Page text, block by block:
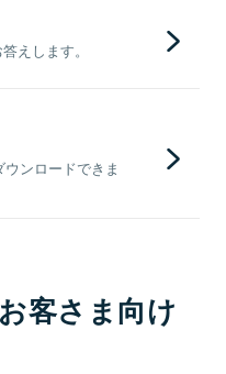
えします。
ンロードできま
客さま向け